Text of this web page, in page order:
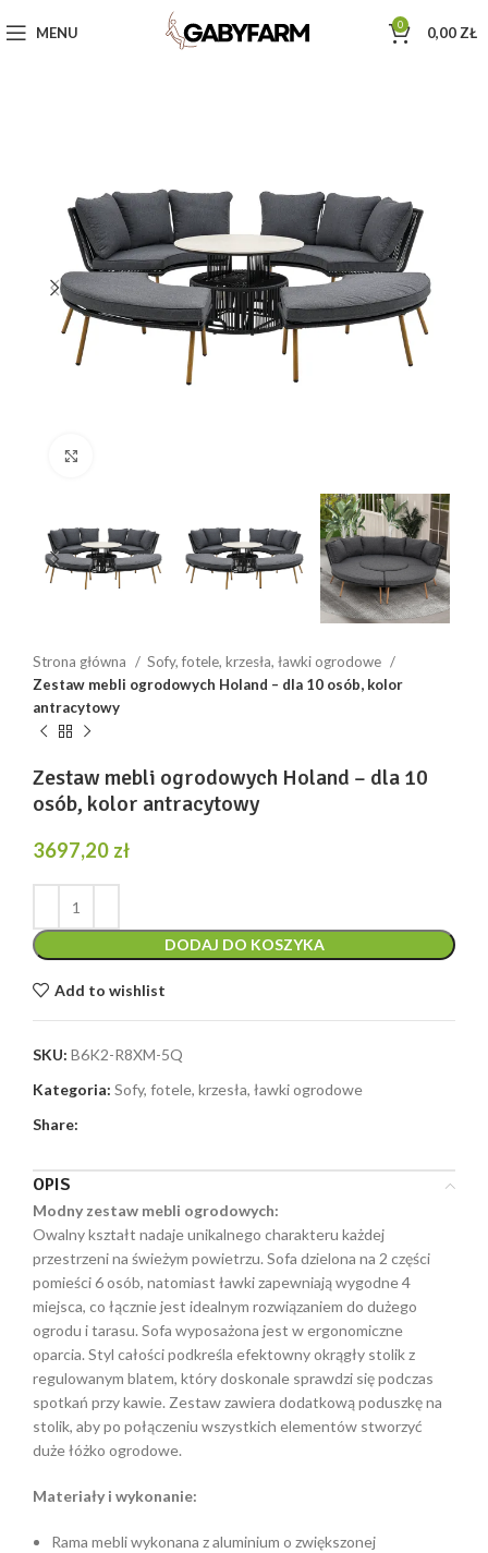
MENU 0 0,00 ZŁ
Strona główna
Sofy, fotele, krzesła, ławki ogrodowe
Zestaw mebli ogrodowych Holand – dla 10 osób, kolor
antracytowy
Zestaw mebli ogrodowych Holand – dla 10
osób, kolor antracytowy
3697,20 zł
DODAJ DO KOSZYKA
Add to wishlist
SKU: B6K2-R8XM-5Q
Kategoria: Sofy, fotele, krzesła, ławki ogrodowe
Share:
OPIS
Modny zestaw mebli ogrodowych:
Owalny kształt nadaje unikalnego charakteru każdej
przestrzeni na świeżym powietrzu. Sofa dzielona na 2 części
pomieści 6 osób, natomiast ławki zapewniają wygodne 4
miejsca, co łącznie jest idealnym rozwiązaniem do dużego
ogrodu i tarasu. Sofa wyposażona jest w ergonomiczne
oparcia. Styl całości podkreśla efektowny okrągły stolik z
regulowanym blatem, który doskonale sprawdzi się podczas
spotkań przy kawie. Zestaw zawiera dodatkową poduszkę na
stolik, aby po połączeniu wszystkich elementów stworzyć
duże łóżko ogrodowe.
Materiały i wykonanie:
Rama mebli wykonana z aluminium o zwiększonej